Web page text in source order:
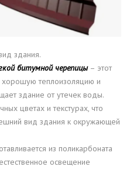
здания.
битумной черепицы– этот
хорошую теплоизоляцию и
здание от утечек воды.
цветах и текстурах, что
вид здания к окружающей
из поликарбоната
освещение